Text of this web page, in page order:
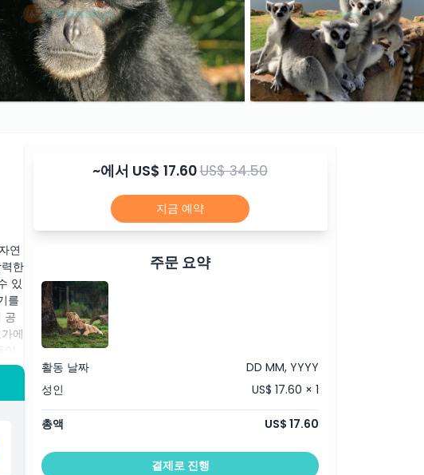
연
한
있
를
공
에
습
공
~에서 US$ 17.60US$ 34.50
지금 예약
주문 요약
활동 날짜
DD MM, YYYY
성인
US$ 17.60 × 1
총액 US$ 17.60
결제로 진행